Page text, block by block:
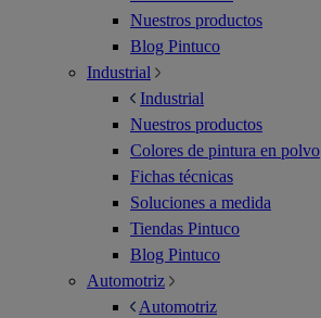
Nuestros productos
Blog Pintuco
Industrial
Industrial
Nuestros productos
Colores de pintura en polvo
Fichas técnicas
Soluciones a medida
Tiendas Pintuco
Blog Pintuco
Automotriz
Automotriz